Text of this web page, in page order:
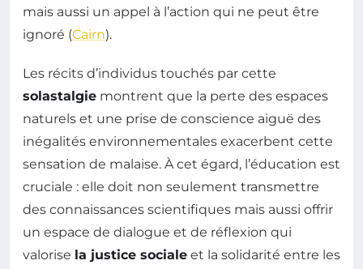
mais aussi un appel à l’action qui ne peut être
ignoré (Cairn).
Les récits d’individus touchés par cette
solastalgie montrent que la perte des espaces
naturels et une prise de conscience aiguë des
inégalités environnementales exacerbent cette
sensation de malaise. À cet égard, l’éducation est
cruciale : elle doit non seulement transmettre
des connaissances scientifiques mais aussi offrir
un espace de dialogue et de réflexion qui
valorise la justice sociale et la solidarité entre les